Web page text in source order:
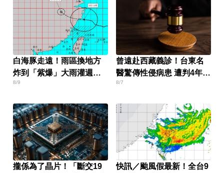
白海豚走遠！雨區換地方
炸到「紫爆」大雨灌週末
才停
8/9
曾遠赴西藏義診！台東名
醫驚傳性侵病患 遭判4年8
月
8/7
攏係為了晶片！「斷交19
快訊／颱風假最新！全台9